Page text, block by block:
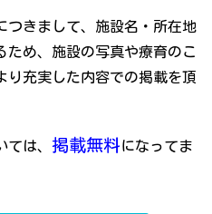
つきまして、施設名・所在地
ため、施設の写真や療育のこ
り充実した内容での掲載を頂
は、 掲載無料になってま